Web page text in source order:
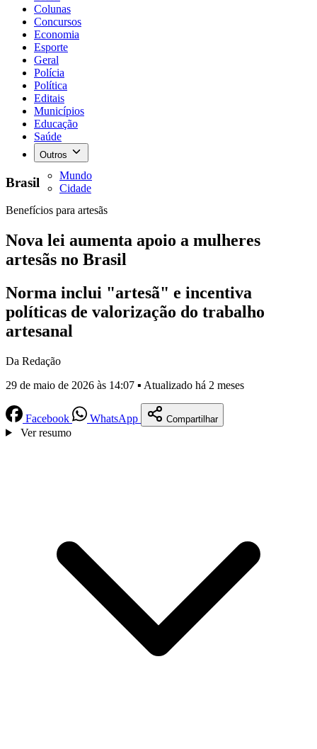
Colunas
Concursos
Economia
Esporte
Geral
Polícia
Política
Editais
Municípios
Educação
Saúde
Outros
Mundo
Cidade
Brasil
Benefícios para artesãs
Nova lei aumenta apoio a mulheres
artesãs no Brasil
Norma inclui "artesã" e incentiva
políticas de valorização do trabalho
artesanal
Da Redação
29 de maio de 2026 às 14:07 ▪ Atualizado há 2 meses
Facebook WhatsApp Compartilhar
Ver resumo